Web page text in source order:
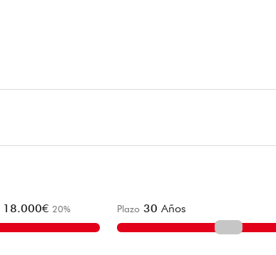
18.000€ 20% Plazo 30 Años